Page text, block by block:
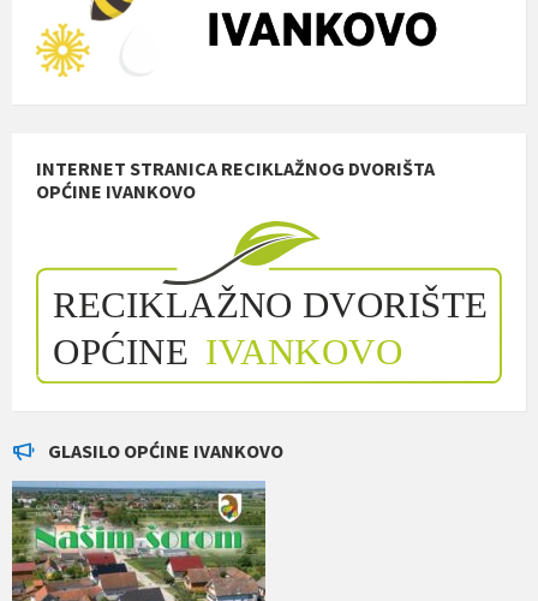
INTERNET STRANICA RECIKLAŽNOG DVORIŠTA
OPĆINE IVANKOVO
GLASILO OPĆINE IVANKOVO